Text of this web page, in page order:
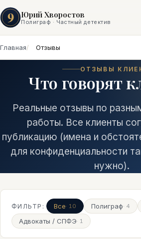
9 Юрий Хворостов
Полиграф · Частный детектив
Главная Отзывы
ОТЗЫВЫ
Что говорят
Реальные отзывы по
работы. Все клиенты
публикацию (имена и
для конфиденциальности
нужно).
ФИЛЬТР: Все· 10 Полиграф· 4
Адвокаты / СПФЭ· 1